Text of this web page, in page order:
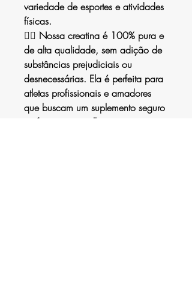
variedade de esportes e atividades
físicas.
🏋️‍♂️ Nossa creatina é 100% pura e
de alta qualidade, sem adição de
substâncias prejudiciais ou
desnecessárias. Ela é perfeita para
atletas profissionais e amadores
que buscam um suplemento seguro
e eficaz para melhorar sua